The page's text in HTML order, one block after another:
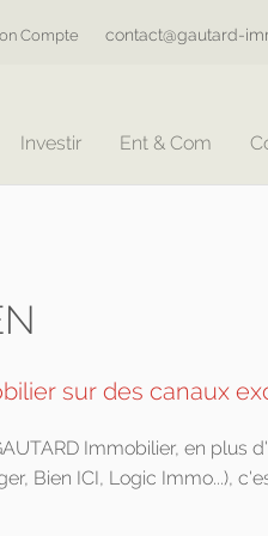
Compte contact@gautard-
Investir Ent & Com
sur des canaux
Immobilier, en plus
Bien ICI, Logic Immo...),